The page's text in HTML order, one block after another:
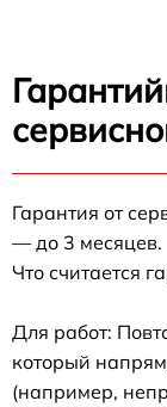
Гарантия от
— до 3 месяцев.
Что считается
Для работ:
который
(например,